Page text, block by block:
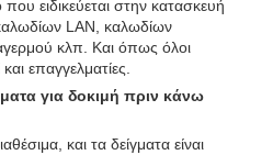
ειδικεύεται στην κατασκευή
LAN, καλωδίων
κλπ. Και όπως όλοι
επαγγελματίες.
για δοκιμή πριν κάνω
και τα δείγματα είναι